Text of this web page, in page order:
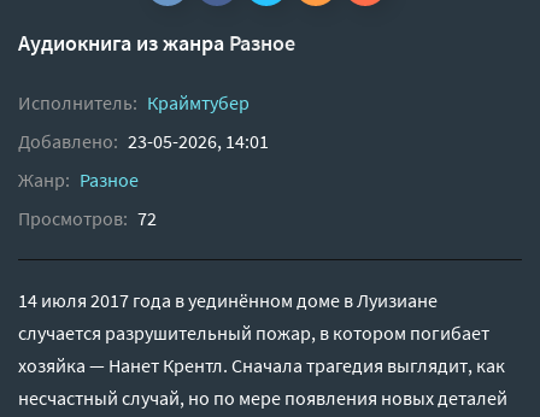
Аудиокнига из жанра Разное
Исполнитель: Краймтубер
Добавлено: 23-05-2026, 14:01
Жанр: Разное
Просмотров: 72
14 июля 2017 года в уединённом доме в Луизиане
случается разрушительный пожар, в котором погибает
хозяйка — Нанет Крентл. Сначала трагедия выглядит, как
несчастный случай, но по мере появления новых деталей